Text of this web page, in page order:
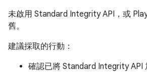
未啟用 Standard Integrity API，或
舊。
建議採取的行動：
確認已將 Standard Integrity API